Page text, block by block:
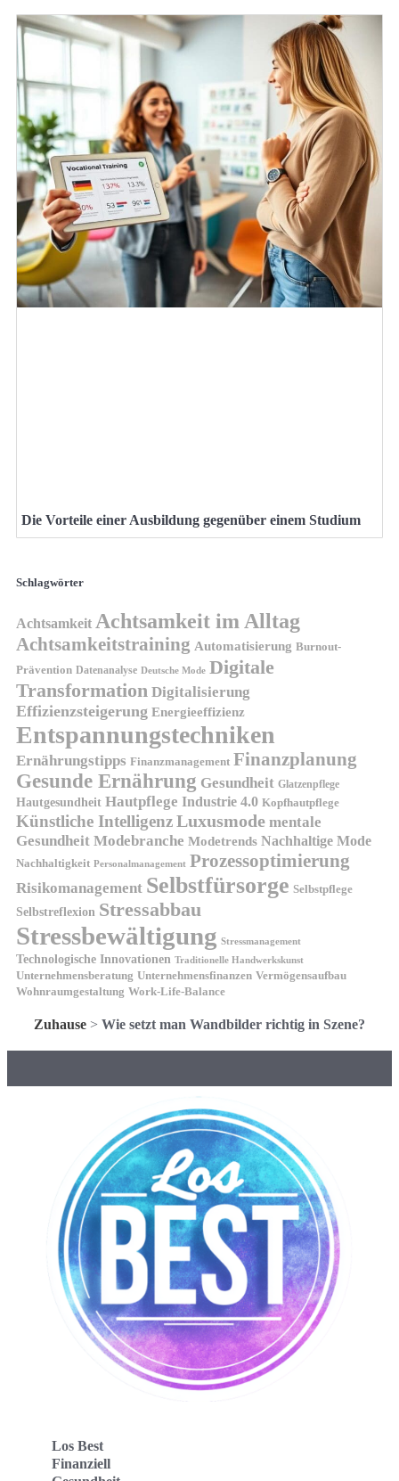
Die Vorteile einer Ausbildung gegenüber einem Studium
Schlagwörter
Achtsamkeit Achtsamkeit im Alltag
Achtsamkeitstraining Automatisierung Burnout-
Prävention Datenanalyse Deutsche Mode Digitale
Transformation Digitalisierung
Effizienzsteigerung Energieeffizienz
Entspannungstechniken
Ernährungstipps Finanzmanagement Finanzplanung
Gesunde Ernährung Gesundheit Glatzenpflege
Hautgesundheit Hautpflege Industrie 4.0 Kopfhautpflege
Künstliche IntelligenzLuxusmode mentale
Gesundheit Modebranche Modetrends Nachhaltige Mode
Nachhaltigkeit Personalmanagement Prozessoptimierung
Risikomanagement Selbstfürsorge Selbstpflege
Selbstreflexion Stressabbau
Stressbewältigung Stressmanagement
Technologische Innovationen Traditionelle Handwerkskunst
Unternehmensberatung Unternehmensfinanzen Vermögensaufbau
Wohnraumgestaltung Work-Life-Balance
Zuhause > Wie setzt man Wandbilder richtig in Szene?
Los Best
Finanziell